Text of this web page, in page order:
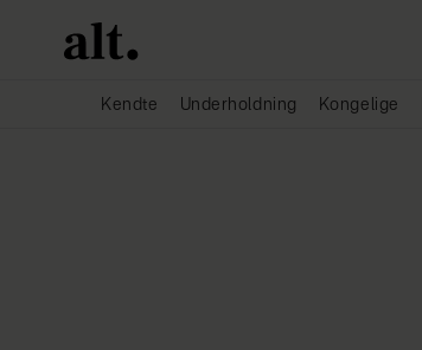
Kendte Underholdning Kongelige